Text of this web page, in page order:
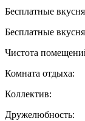
Бесплатные
Бесплатные
Чистота
Комната отдыха:
Коллектив:
Дружелюбность: